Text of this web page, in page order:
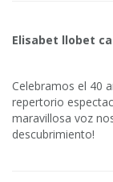
Elisabet llobet
Celebramos el 40
repertorio
maravillosa voz
descubrimiento!